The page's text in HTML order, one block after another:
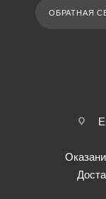
ОБРАТНАЯ